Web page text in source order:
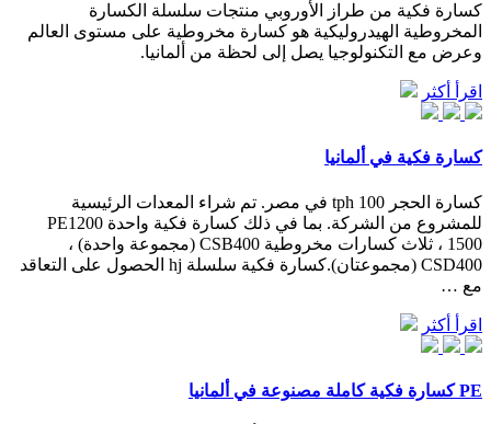
كسارة فكية من طراز الأوروبي منتجات سلسلة الكسارة
المخروطية الهيدروليكية هو كسارة مخروطية على مستوى العالم
وعرض مع التكنولوجيا يصل إلى لحظة من ألمانيا.
اقرأ أكثر
كسارة فكية في ألمانيا
كسارة الحجر 100 tph في مصر. تم شراء المعدات الرئيسية
للمشروع من الشركة. بما في ذلك كسارة فكية واحدة PE1200
1500 ، ثلاث كسارات مخروطية CSB400 (مجموعة واحدة) ،
CSD400 (مجموعتان).كسارة فكية سلسلة hj الحصول على التعاقد
مع …
اقرأ أكثر
PE كسارة فكية كاملة مصنوعة في ألمانيا